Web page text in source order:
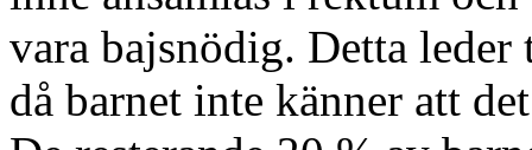
vara bajsnödig. Detta
då barnet inte känner att